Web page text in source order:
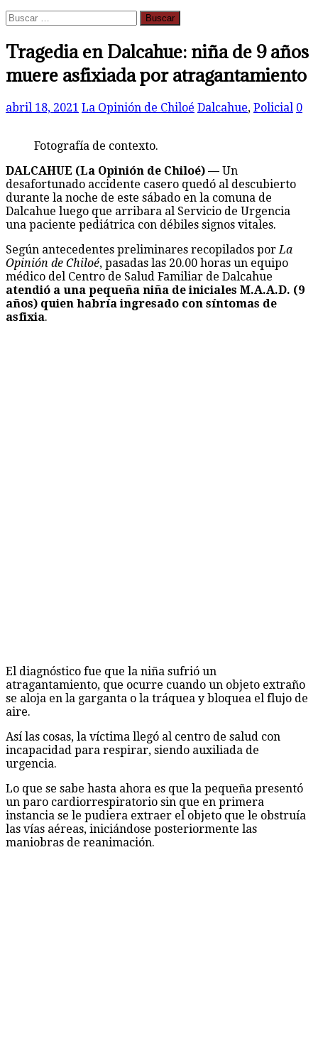
Buscar:
Tragedia en Dalcahue: niña de 9 años
muere asfixiada por atragantamiento
abril 18, 2021 La Opinión de Chiloé Dalcahue, Policial 0
Fotografía de contexto.
DALCAHUE (La Opinión de Chiloé) — Un
desafortunado accidente casero quedó al descubierto
durante la noche de este sábado en la comuna de
Dalcahue luego que arribara al Servicio de Urgencia
una paciente pediátrica con débiles signos vitales.
Según antecedentes preliminares recopilados porLa
Opinión de Chiloé, pasadas las 20.00 horas un equipo
médico del Centro de Salud Familiar de Dalcahue
atendió a una pequeña niña de iniciales M.A.A.D. (9
años) quien habría ingresado con síntomas de
asfixia.
El diagnóstico fue que la niña sufrió un
atragantamiento, que ocurre cuando un objeto extraño
se aloja en la garganta o la tráquea y bloquea el flujo de
aire.
Así las cosas, la víctima llegó al centro de salud con
incapacidad para respirar, siendo auxiliada de
urgencia.
Lo que se sabe hasta ahora es que la pequeña presentó
un paro cardiorrespiratorio sin que en primera
instancia se le pudiera extraer el objeto que le obstruía
las vías aéreas, iniciándose posteriormente las
maniobras de reanimación.